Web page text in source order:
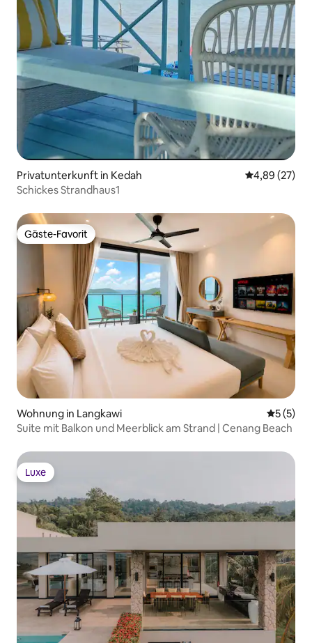
Privatunterkunft in Kedah
4,89 (27)
Schickes Strandhaus1
Gäste-Favorit
Gäste-Favorit
Wohnung in Langkawi
5 (5)
Suite mit Balkon und Meerblick am Strand | Cenang Beach
Luxe
Luxe